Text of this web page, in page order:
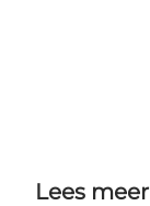
Lees meer